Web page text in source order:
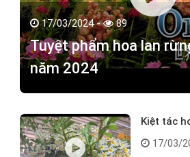
17/03/2024 - 89
Tuyệt phẩm hoa lan
năm 2024
Kiệt tác
17/03/